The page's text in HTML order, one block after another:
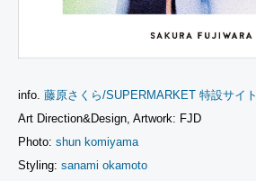
info. 藤原さくら/SUPERMARKET 特設サイト
Art Direction&Design, Artwork: FJD
Photo: shun komiyama
Styling: sanami okamoto